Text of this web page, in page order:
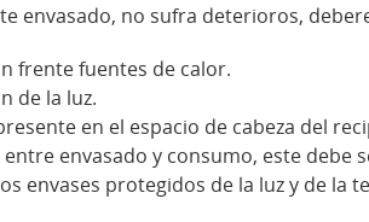
envasado, no sufra deterioros,
frente fuentes de calor.
de la luz.
en el espacio de cabeza del
envasado y consumo, este debe
envases protegidos de la luz y de la